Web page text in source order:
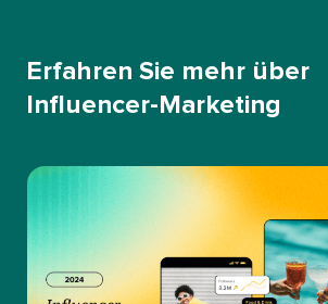
Erfahren Sie mehr über
Influencer-Marketing​​